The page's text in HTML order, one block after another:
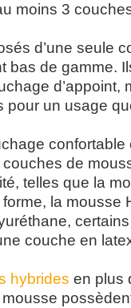
moins 3
d’une seule
bas de gamme.
d’appoint,
pour un usage
confortable
de
telles que la
la mousse
couche en
hybrides en plus